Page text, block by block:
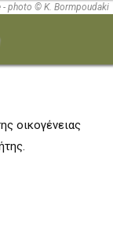
- photo © K. Bormpoudaki
οικογένειας